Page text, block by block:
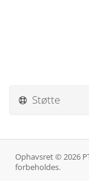
Støtte
Ophavsret © 2026
forbeholdes.